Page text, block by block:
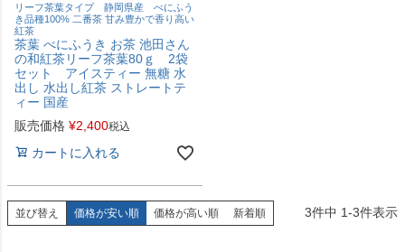
リーフ茶葉タイプ 静岡県産 べにふう
き品種100% 二番茶 甘み豊かで香り高い
紅茶
茶葉 べにふうき お茶 池田さん
の和紅茶リーフ茶葉80ｇ 2袋
セット アイスティー 無糖 水
出し 水出し紅茶 ストレートテ
ィー 国産
販売価格 ¥2,400税込
カートに入れる
並び替え 価格が安い順 価格が高い順 新着順 3件中 1-3件表示